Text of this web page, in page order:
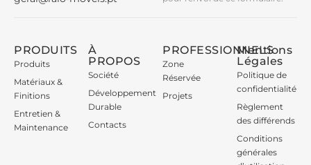
PRODUITS
Produits
Matériaux &
Finitions
Entretien &
Maintenance
À
PROPOS
Société
Développement
Durable
Contacts
PROFESSIONNELS
Zone
Réservée
Projets
Mentions
Légales
Politique de
confidentialité
Règlement
des différends
Conditions
générales